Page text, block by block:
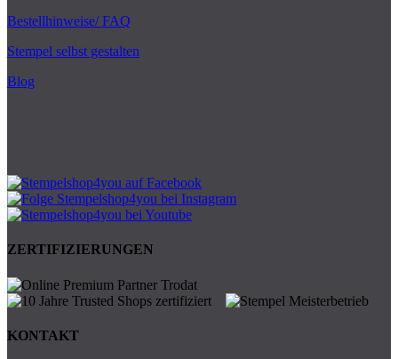
Bestellhinweise/ FAQ
Stempel selbst gestalten
Blog
ZERTIFIZIERUNGEN
KONTAKT